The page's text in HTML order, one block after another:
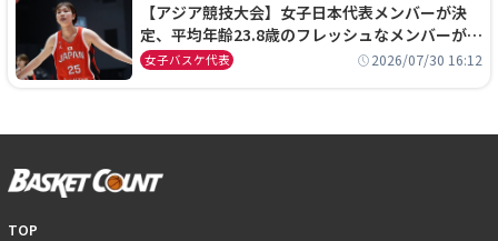
【アジア競技大会】女子日本代表メンバーが決
定、平均年齢23.8歳のフレッシュなメンバーが日
本開催の大舞台で頂点を狙う
女子バスケ代表 2026/07/30 16:12
TOP